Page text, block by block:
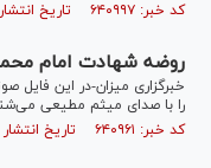
کد خبر: ۶۴۰۹۹۷ تاریخ انتشار : ۱۳۹۹/۰۵/۰۷
روضه شهادت امام
خبرگزاری میزان-در این فایل
را با صدای میثم مطیعی
کد خبر: ۶۴۰۹۶۱ تاریخ انتشار : ۱۳۹۹/۰۵/۰۶